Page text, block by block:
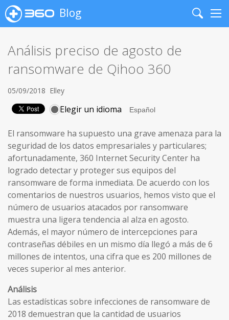
Blog
Search
Análisis preciso de agosto de
ransomware de Qihoo 360
05/09/2018 Elley
Elegir un idioma
El ransomware ha supuesto una grave amenaza para la
seguridad de los datos empresariales y particulares;
afortunadamente, 360 Internet Security Center ha
logrado detectar y proteger sus equipos del
ransomware de forma inmediata. De acuerdo con los
comentarios de nuestros usuarios, hemos visto que el
número de usuarios atacados por ransomware
muestra una ligera tendencia al alza en agosto.
Además, el mayor número de intercepciones para
contraseñas débiles en un mismo día llegó a más de 6
millones de intentos, una cifra que es 200 millones de
veces superior al mes anterior.
Análisis
Las estadísticas sobre infecciones de ransomware de
2018 demuestran que la cantidad de usuarios